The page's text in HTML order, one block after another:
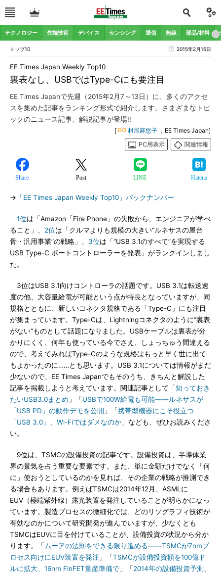
テクノロジー 先端技術 デバイス センシング 通信 無線 部品/材料
トップ10 2015年2月16日
裏表なし、USBではType-Cにも要注目
EE Times Japan Weekly Top10
EE Times Japanで先週（2015年2月7～13日）に、多くのアクセ
スを集めた記事をランキング形式で紹介します。さまざまなトピ
ックのニュース記事、解説記事が登場!!
[ 村尾麻悠子 ，EE Times Japan]
PC用表示
関連情報
Share Post LINE Hatena
→ 「EE Times Japan Weekly Top10」バックナンバー
1位は「Amazon「Fire Phone」の失敗から、エンジニアが学べ
ること」、 2位は「クルマよりも規模の大きい“ルネサスの屋台
骨・汎用事業”の戦略」、 3位は「“USB 3.1のすべて”を実現する
USB Type-C ポートコントローラーを発表」がランクインしまし
た。
3位はUSB 3.1向けコントローラの話題です。USB 3.1は転送速
度の他、大容量給電が可能という点が特長となっていますが、同
規格とともに、新しいコネクタ規格である「Type-C」にも注目
が集まっています。Type-Cは、Lightningコネクタのように“裏表
がない”ものとして話題になりました。USBケーブルは裏表が分
かりにくく、何年も使っている今でさえ、しょっちゅう間違える
ので、考えてみればType-Cのような規格はもっと早く世に出て
もよかったのに……とも思います。USB 3.1については情報がまだ
少ないので、EE Times Japanでもそのうち、きちんと解説した
記事を掲載しようと考えています。関連記事として「知っておき
たいUSB3.0まとめ 」「USBで100W給電も可能――ルネサスが
「USB PD」の動作デモを公開 」「携帯型機器にこそ役立つ
「USB 3.0」、Wi-Fiではダメなのか 」なども、ぜひお読みくださ
い。
9位は、TSMCの設備投資の記事です。設備投資は、半導体業
界の景気を占う重要な要素です。また、単に金額だけでなく「何
に」使おうとしているのかを見れば、その企業の戦略が推測でき
る場合もあります。例えばTSMCは2014年12月、ASMLに
EUV（極端紫外線）露光装置を発注していることが明らかになっ
ています。製造プロセスの微細化では、どのリソグラフィ技術が
有効なのかについて研究開発が進んでいますが、少なくとも
TSMCはEUVに目を付けていることが、設備投資の状況から分か
ります。「 ムーアの法則をできる限り進める――TSMCが7nmプ
ロセス向けにEUV装置を発注 」「TSMCが設備投資額を100億ド
ルに拡大、16nm FinFET量産準備で 」「2014年の設備投資予測、